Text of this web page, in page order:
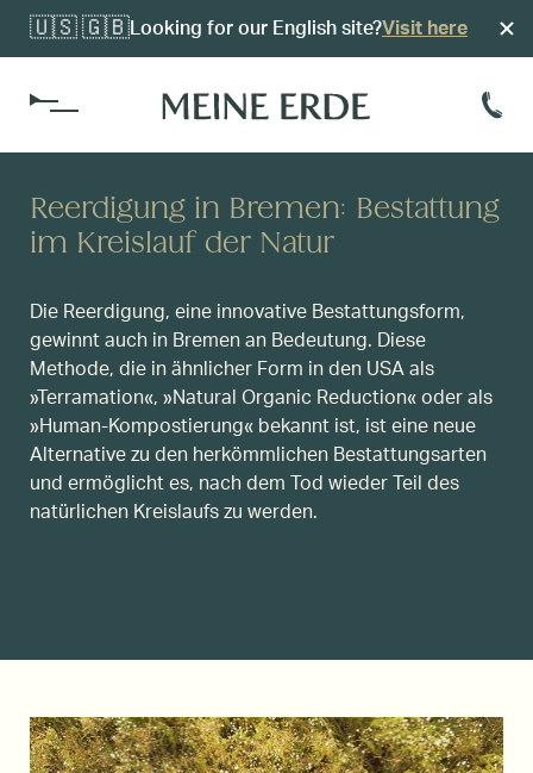
🇺🇸 🇬🇧Looking for our English site?Visit here
Alvariumsführung
Reerdigungsvorsorge
Reerdigungsverfügung
Standorte
Bestattungsinstitute
Kokon-Verfügbarkeit
Reerdigung in Bremen: Bestattung
im Kreislauf der Natur
Die Reerdigung, eine innovative Bestattungsform,
gewinnt auch in Bremen an Bedeutung. Diese
Methode, die in ähnlicher Form in den USA als
»Terramation«, »Natural Organic Reduction« oder als
»Human-Kompostierung« bekannt ist, ist eine neue
Alternative zu den herkömmlichen Bestattungsarten
und ermöglicht es, nach dem Tod wieder Teil des
natürlichen Kreislaufs zu werden.